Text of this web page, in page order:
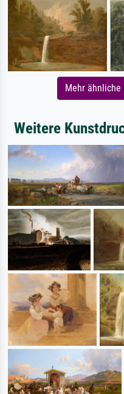
Mehr
Weitere